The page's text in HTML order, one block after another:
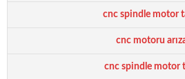
cnc spindle motor
cnc motoru
cnc spindle motor